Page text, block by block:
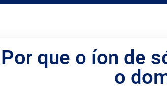
Por que o íon de
o